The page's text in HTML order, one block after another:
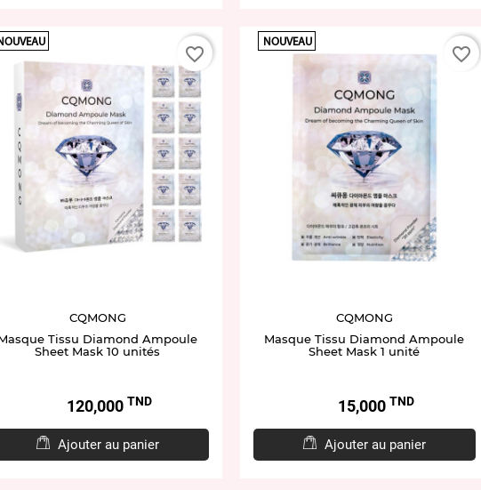
CQMONG
Tissu Diamond Ampoule
Sheet Mask 10 unités
Prix120,000 TND
Ajouter au panier
favorite_border
NOUVEAU
CQMONG
Masque Tissu Diamond Ampoule
Sheet Mask 1 unité
Prix15,000 TND
Ajouter au panier
favorite_border